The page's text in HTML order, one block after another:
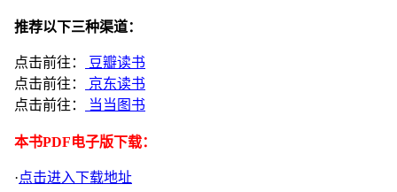
推荐以下三种渠道：
点击前往：
豆瓣读书
点击前往：
京东读书
点击前往：
当当图书
本书PDF电子版下载：
·点击进入下载地址